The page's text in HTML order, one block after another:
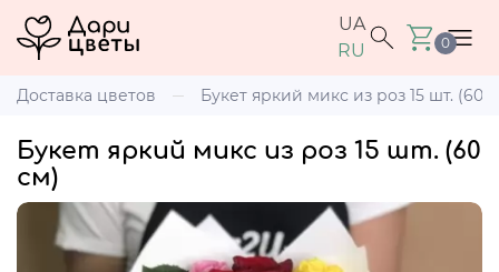
UA
RU
0
Доставка цветов Букет яркий микс из роз 15 шт. (60
Букет яркий микс из роз 15 шт. (60
см)